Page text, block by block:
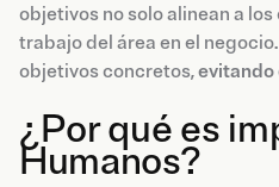
objetivos no solo alinean a
trabajo del área en el
objetivos concretos,evitando
¿Por qué es
Humanos?